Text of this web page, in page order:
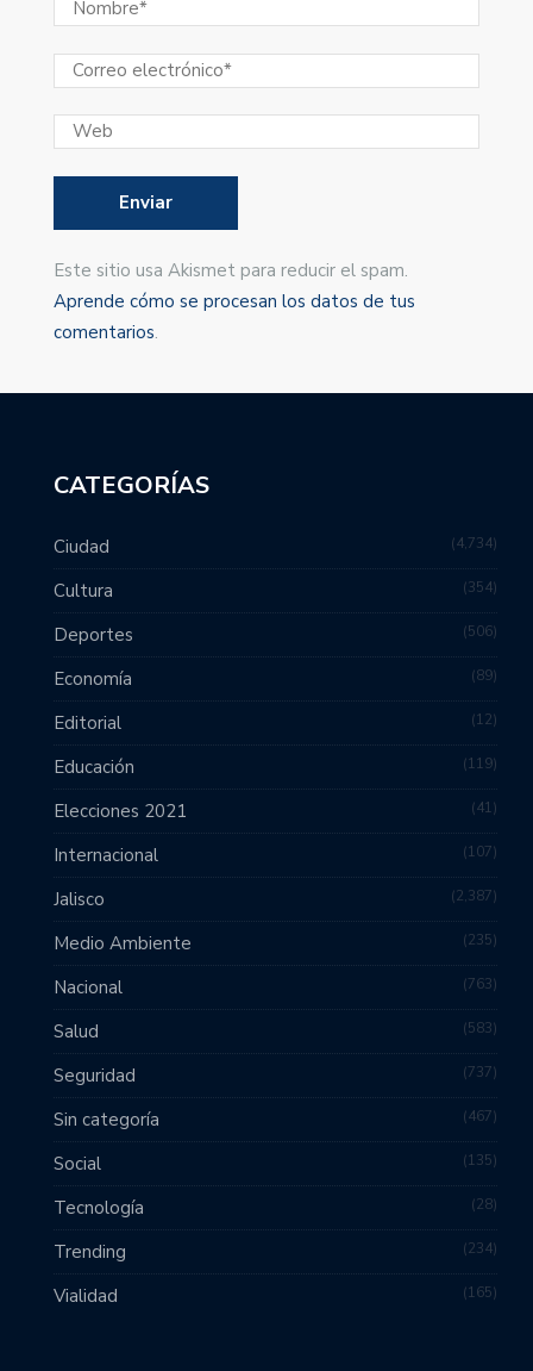
Este sitio usa Akismet para reducir el spam.
Aprende cómo se procesan los datos de tus
comentarios.
CATEGORÍAS
Ciudad 4,734
Cultura 354
Deportes 506
Economía 89
Editorial 12
Educación 119
Elecciones 2021 41
Internacional 107
Jalisco 2,387
Medio Ambiente 235
Nacional 763
Salud 583
Seguridad 737
Sin categoría 467
Social 135
Tecnología 28
Trending 234
Vialidad 165